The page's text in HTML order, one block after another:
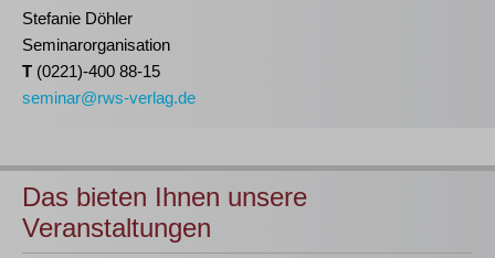
Stefanie Döhler
Seminarorganisation
T (0221)-400 88-15
seminar@rws-verlag.de
Das bieten Ihnen unsere
Veranstaltungen